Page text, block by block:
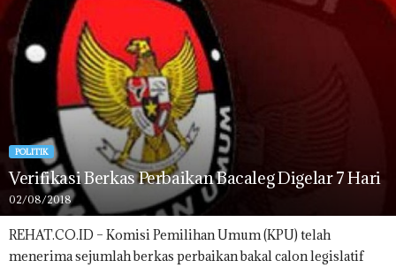
POLITIK
Verifikasi Berkas Perbaikan Bacaleg Digelar 7 Hari
02/08/2018
REHAT.CO.ID – Komisi Pemilihan Umum (KPU) telah
menerima sejumlah berkas perbaikan bakal calon legislatif